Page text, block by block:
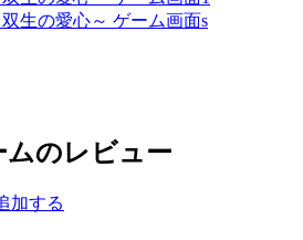
のレビュー
加する